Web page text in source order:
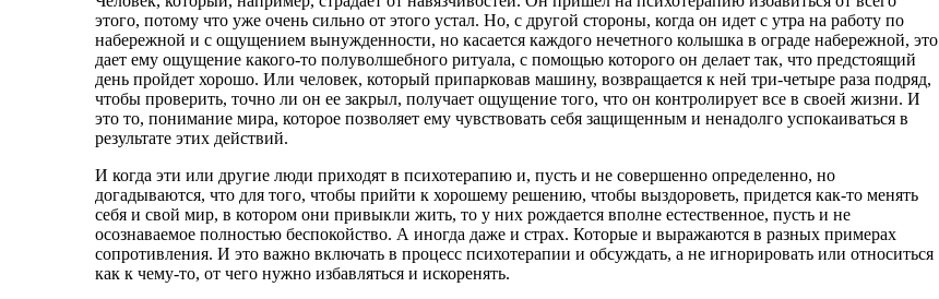
этого, потому что уже очень сильно от этого устал. Но, с другой стороны, когда он идет с утра на работу по
набережной и с ощущением вынужденности, но касается каждого нечетного колышка в ограде набережной, это
дает ему ощущение какого-то полуволшебного ритуала, с помощью которого он делает так, что предстоящий
день пройдет хорошо. Или человек, который припарковав машину, возвращается к ней три-четыре раза подряд,
чтобы проверить, точно ли он ее закрыл, получает ощущение того, что он контролирует все в своей жизни. И
это то, понимание мира, которое позволяет ему чувствовать себя защищенным и ненадолго успокаиваться в
результате этих действий.
И когда эти или другие люди приходят в психотерапию и, пусть и не совершенно определенно, но
догадываются, что для того, чтобы прийти к хорошему решению, чтобы выздороветь, придется как-то менять
себя и свой мир, в котором они привыкли жить, то у них рождается вполне естественное, пусть и не
осознаваемое полностью беспокойство. А иногда даже и страх. Которые и выражаются в разных примерах
сопротивления. И это важно включать в процесс психотерапии и обсуждать, а не игнорировать или относиться
как к чему-то, от чего нужно избавляться и искоренять.